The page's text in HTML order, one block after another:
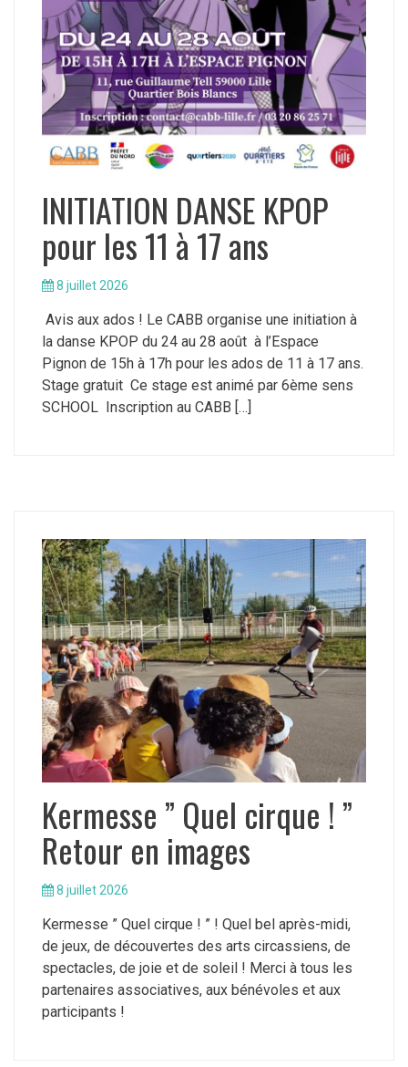
INITIATION DANSE KPOP
pour les 11 à 17 ans
8 juillet 2026
Avis aux ados ! Le CABB organise une initiation à
la danse KPOP du 24 au 28 août à l’Espace
Pignon de 15h à 17h pour les ados de 11 à 17 ans.
Stage gratuit Ce stage est animé par 6ème sens
SCHOOL Inscription au CABB […]
Kermesse ” Quel cirque ! ”
Retour en images
8 juillet 2026
Kermesse ” Quel cirque ! ” ! Quel bel après-midi,
de jeux, de découvertes des arts circassiens, de
spectacles, de joie et de soleil ! Merci à tous les
partenaires associatives, aux bénévoles et aux
participants !